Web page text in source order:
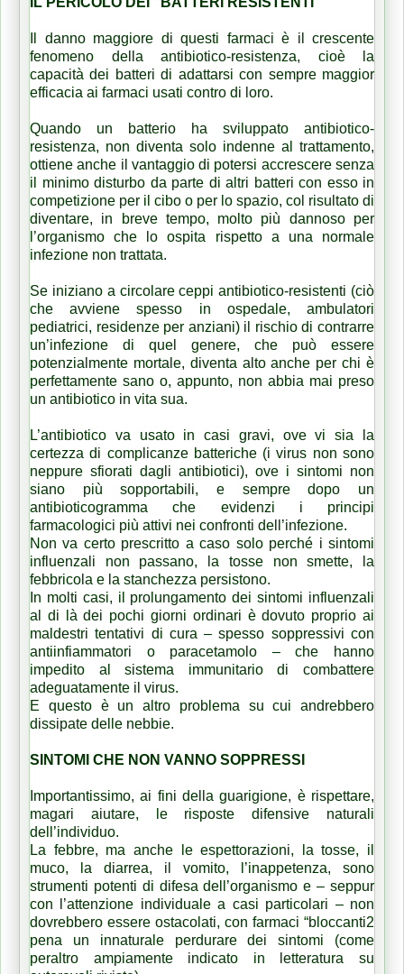
Il danno maggiore di questi farmaci è il crescente
fenomeno della antibiotico-resistenza, cioè la
capacità dei batteri di adattarsi con sempre maggior
efficacia ai farmaci usati contro di loro.
Quando un batterio ha sviluppato antibiotico-
resistenza, non diventa solo indenne al trattamento,
ottiene anche il vantaggio di potersi accrescere senza
il minimo disturbo da parte di altri batteri con esso in
competizione per il cibo o per lo spazio, col risultato di
diventare, in breve tempo, molto più dannoso per
l’organismo che lo ospita rispetto a una normale
infezione non trattata.
Se iniziano a circolare ceppi antibiotico-resistenti (ciò
che avviene spesso in ospedale, ambulatori
pediatrici, residenze per anziani) il rischio di contrarre
un’infezione di quel genere, che può essere
potenzialmente mortale, diventa alto anche per chi è
perfettamente sano o, appunto, non abbia mai preso
un antibiotico in vita sua.
L’antibiotico va usato in casi gravi, ove vi sia la
certezza di complicanze batteriche (i virus non sono
neppure sfiorati dagli antibiotici), ove i sintomi non
siano più sopportabili, e sempre dopo un
antibioticogramma che evidenzi i principi
farmacologici più attivi nei confronti dell’infezione.
Non va certo prescritto a caso solo perché i sintomi
influenzali non passano, la tosse non smette, la
febbricola e la stanchezza persistono.
In molti casi, il prolungamento dei sintomi influenzali
al di là dei pochi giorni ordinari è dovuto proprio ai
maldestri tentativi di cura – spesso soppressivi con
antiinfiammatori o paracetamolo – che hanno
impedito al sistema immunitario di combattere
adeguatamente il virus.
E questo è un altro problema su cui andrebbero
dissipate delle nebbie.
SINTOMI CHE NON VANNO SOPPRESSI
Importantissimo, ai fini della guarigione, è rispettare,
magari aiutare, le risposte difensive naturali
dell’individuo.
La febbre, ma anche le espettorazioni, la tosse, il
muco, la diarrea, il vomito, l’inappetenza, sono
strumenti potenti di difesa dell’organismo e – seppur
con l’attenzione individuale a casi particolari – non
dovrebbero essere ostacolati, con farmaci “bloccanti2
pena un innaturale perdurare dei sintomi (come
peraltro ampiamente indicato in letteratura su